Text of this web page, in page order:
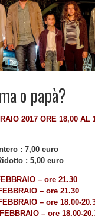
o papà?
2017 ORE 18,00 AL
: 7,00 euro
: 5,00 euro
– ore 21.30
– ore 21.30
– ore 18.00-
– ore 18.00-